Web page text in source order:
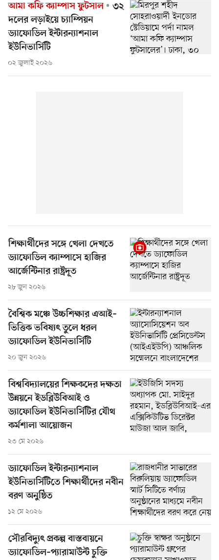
আমা কফি ক্যাম্পাস ফুটসাল
৩২
দলের লড়াইয়ে চ্যাম্পিয়ন
ড্যাফোডিল ইন্টারন্যাশনাল
ইউনিভার্সিটি
০২ জুলাই ২০২৬
শিক্ষার্থীদের সঙ্গে খেলা দেখতে
ড্যাফোডিল ক্যাম্পাসে হাজির
আর্জেন্টিনার রাষ্ট্রদূত
২৮ জুন ২০২৬
বৈশ্বিক মঞ্চে উচ্চশিক্ষার এআই–
ভিত্তিক ভবিষ্যৎ তুলে ধরল
ড্যাফোডিল ইউনিভার্সিটি
২০ জুন ২০২৬
বিশ্ববিদ্যালয়ের শিক্ষকদের দক্ষতা
উন্নয়নে ইডব্লিউবিআই ও
ড্যাফোডিল ইউনিভার্সিটির যৌথ
কর্মশালা আয়োজন
২৩ মে ২০২৬
ড্যাফোডিল ইন্টারন্যাশনাল
ইউনিভার্সিটিতে শিক্ষার্থীদের নবীন
বরণ অনুষ্ঠিত
১২ মে ২০২৬
সৌরবিদ্যুৎ প্রকল্প বাস্তবায়নে
ড্যাফোডিল–প্যারামাউন্ট চুক্তি